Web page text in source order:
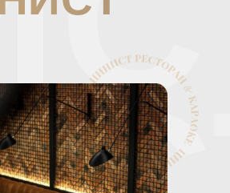
скидка –20% на всё
подарок. Отмечайте